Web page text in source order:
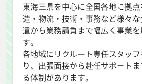
東海三県を中心に全国各地に拠
造・物流・技術・事務など様々
遣から業務請負まで幅広く事業
す。
各地域にリクルート専任スタッ
り、出張面接から赴任サポート
る体制があります。